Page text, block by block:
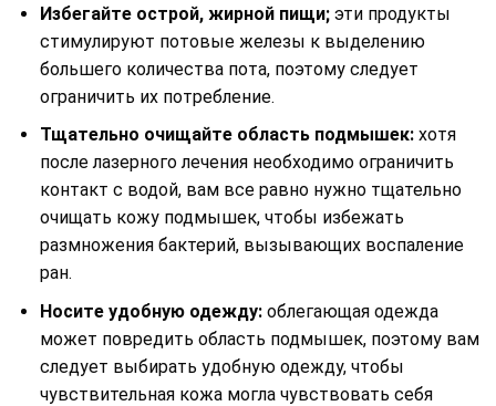
Избегайте острой, жирной пищи;эти продукты
стимулируют потовые железы к выделению
большего количества пота, поэтому следует
ограничить их потребление.
Тщательно очищайте область подмышек:хотя
после лазерного лечения необходимо ограничить
контакт с водой, вам все равно нужно тщательно
очищать кожу подмышек, чтобы избежать
размножения бактерий, вызывающих воспаление
ран.
Носите удобную одежду:облегающая одежда
может повредить область подмышек, поэтому вам
следует выбирать удобную одежду, чтобы
чувствительная кожа могла чувствовать себя